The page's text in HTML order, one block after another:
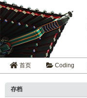
首页 Coding
存档